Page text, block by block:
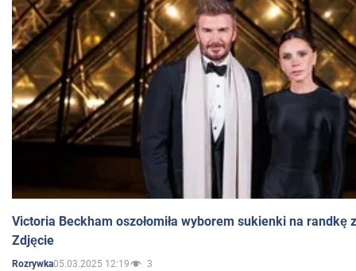
Victoria Beckham oszołomiła wyborem sukienki na randkę
Zdjęcie
Rozrywka05.03.2025 12:19 3